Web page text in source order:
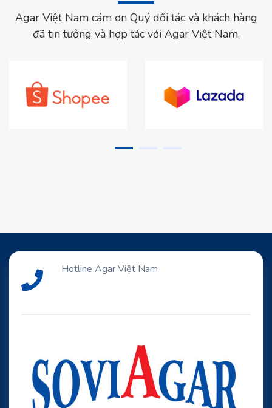
Agar Việt Nam cám ơn Quý đối tác và khách hàng
đã tin tưởng và hợp tác với Agar Việt Nam.
Hotline Agar Việt Nam